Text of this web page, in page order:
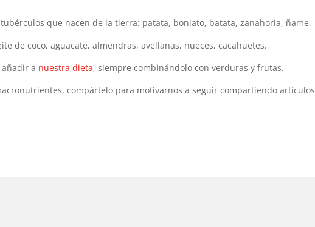
que nacen de la tierra: patata, boniato, batata, zanahoria, ñame.
de coco, aguacate, almendras, avellanas, nueces, cacahuetes.
a nuestra dieta, siempre combinándolo con verduras y frutas.
compártelo para motivarnos a seguir compartiendo artículos